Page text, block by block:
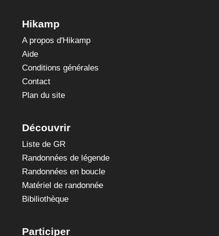
Hikamp
A propos d'Hikamp
Aide
Conditions générales
Contact
Plan du site
Découvrir
Liste de GR
Randonnées de légende
Randonnées en boucle
Matériel de randonnée
Bibiliothèque
Participer